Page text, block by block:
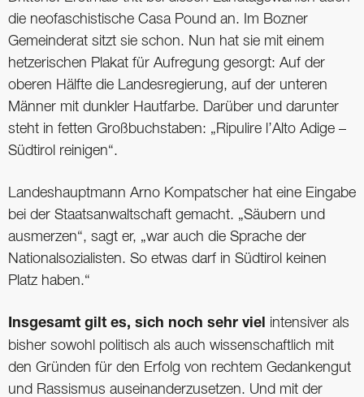
die neofaschistische Casa Pound an. Im Bozner
Gemeinderat sitzt sie schon. Nun hat sie mit einem
hetzerischen Plakat für Aufregung gesorgt: Auf der
oberen ­Hälfte die Landesregierung, auf der unteren
Männer mit dunkler Hautfarbe. Darüber und darunter
steht in fetten Großbuchstaben: „Ripulire l’Alto Adige –
Südtirol reinigen“.
Landeshauptmann Arno Kompatscher hat eine Eingabe
bei der Staatsanwaltschaft gemacht. „Säubern und
ausmerzen“, sagt er, „war auch die Sprache der
Nationalsozialisten. So etwas darf in Südtirol keinen
Platz haben.“
Insgesamt gilt es, sich noch sehr viel intensiver als
bisher sowohl politisch als auch wissenschaftlich mit
den Gründen für den Erfolg von rechtem Gedankengut
und Rassismus auseinanderzusetzen. Und mit der